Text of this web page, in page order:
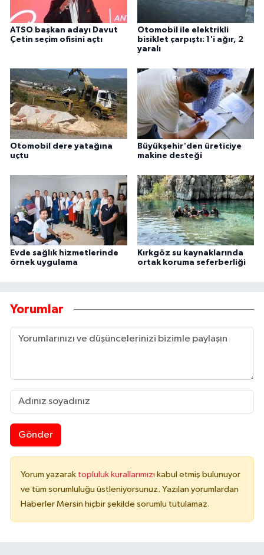
ATSO başkan adayı Davut
Çetin seçim ofisini açtı
Otomobil ile elektrikli
bisiklet çarpıştı: 1'i ağır, 2
yaralı
Otomobil dere yatağına
uçtu
Büyükşehir'den üreticiye
makine desteği
Evde sağlık hizmetlerinde
örnek uygulama
Kırkgöz su kaynaklarında
ortak koruma seferberliği
Yorumlar
Gönder
Yorum yazarak topluluk kurallarımızı kabul etmiş bulunuyor
ve tüm sorumluluğu üstleniyorsunuz. Yazılan yorumlardan
Haberler Mersin hiçbir şekilde sorumlu tutulamaz.